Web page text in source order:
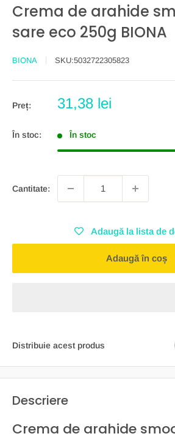
Crema de arahide
sare eco 250g BIONA
BIONA SKU:5032722305823
Preț:
Preț
31,38 lei
În stoc: În stoc
Cantitate:
Adaugă la lista de
Adaugă în coș
Distribuie acest produs
Descriere
Crema de arahide